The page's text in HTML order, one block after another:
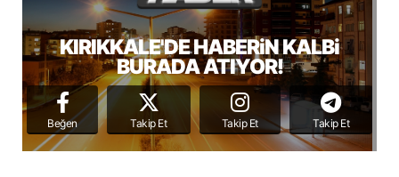
KIRIKKALE'DE HABERiN KALBi
BURADA ATIYOR!
Beğen Takip Et Takip Et Takip Et